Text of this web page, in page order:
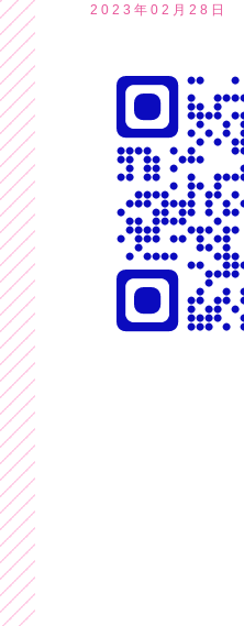
2023年02月28日